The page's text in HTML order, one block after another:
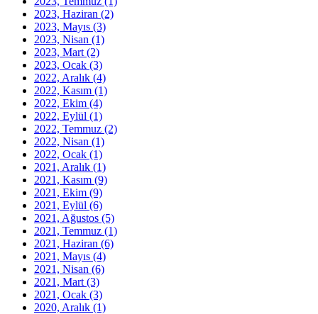
2023, Haziran (2)
2023, Mayıs (3)
2023, Nisan (1)
2023, Mart (2)
2023, Ocak (3)
2022, Aralık (4)
2022, Kasım (1)
2022, Ekim (4)
2022, Eylül (1)
2022, Temmuz (2)
2022, Nisan (1)
2022, Ocak (1)
2021, Aralık (1)
2021, Kasım (9)
2021, Ekim (9)
2021, Eylül (6)
2021, Ağustos (5)
2021, Temmuz (1)
2021, Haziran (6)
2021, Mayıs (4)
2021, Nisan (6)
2021, Mart (3)
2021, Ocak (3)
2020, Aralık (1)